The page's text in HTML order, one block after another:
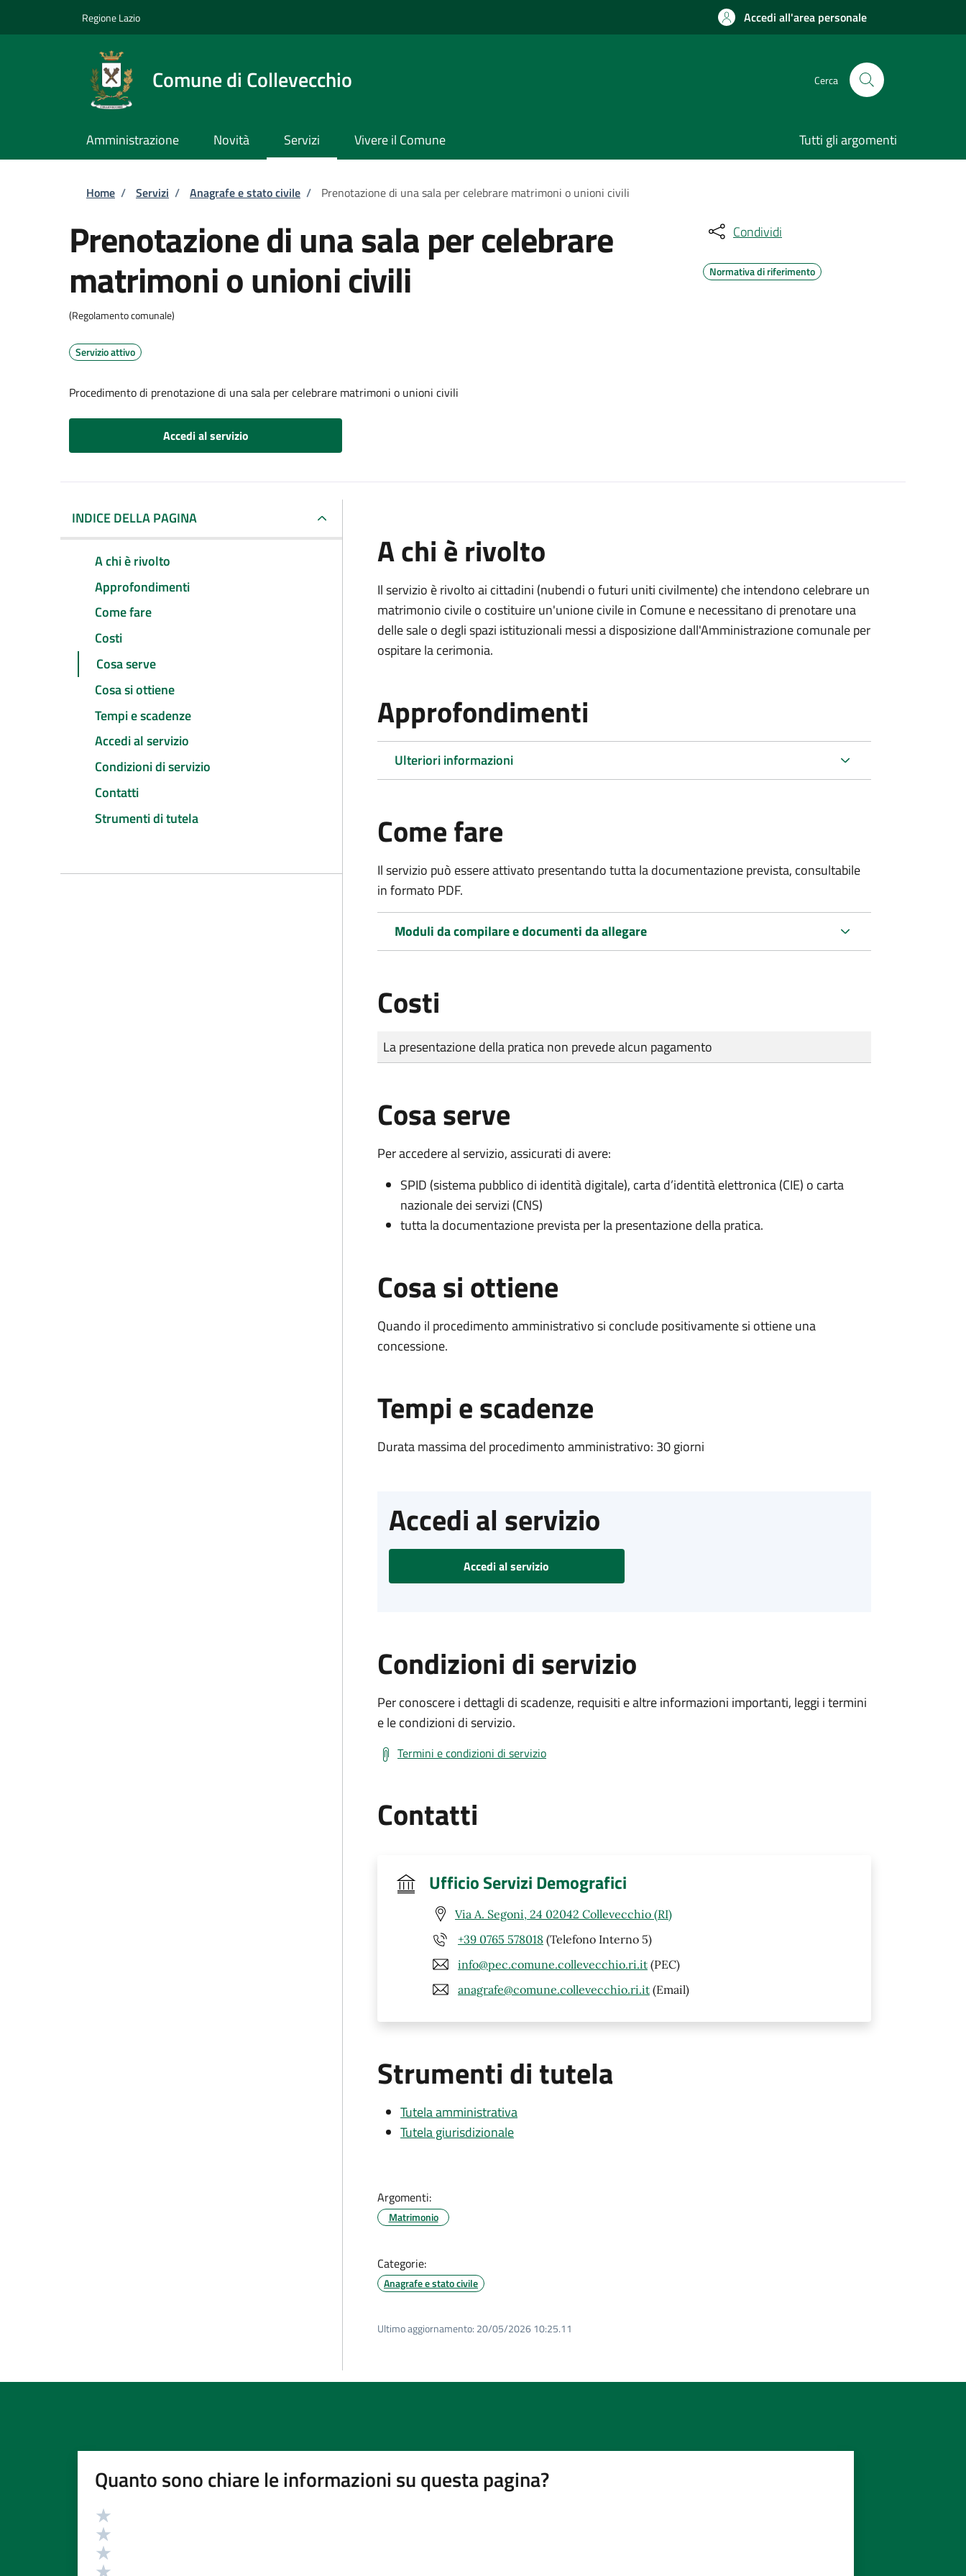
Regione Lazio Accedi all'area personale
Comune di Collevecchio Cerca
Amministrazione Novità Servizi Vivere il Comune Tutti gli argomenti
Briciole di pane
Home / Servizi / Anagrafe e stato civile / Prenotazione di una sala per celebrare matrimoni o unioni civili
Prenotazione di una sala per celebrare
matrimoni o unioni civili
(Regolamento comunale)
Servizio attivo
Procedimento di prenotazione di una sala per celebrare matrimoni o unioni civili
Accedi al servizio
Condividi
Normativa di riferimento
INDICE DELLA PAGINA
A chi è rivolto
Approfondimenti
Come fare
Costi
Cosa serve
Cosa si ottiene
Tempi e scadenze
Accedi al servizio
Condizioni di servizio
Contatti
Strumenti di tutela
A chi è rivolto
Il servizio è rivolto ai cittadini (nubendi o futuri uniti civilmente) che intendono celebrare un
matrimonio civile o costituire un'unione civile in Comune e necessitano di prenotare una
delle sale o degli spazi istituzionali messi a disposizione dall'Amministrazione comunale per
ospitare la cerimonia.
Approfondimenti
Ulteriori informazioni
Come fare
Il servizio può essere attivato presentando tutta la documentazione prevista, consultabile
in formato PDF.
Moduli da compilare e documenti da allegare
Costi
Tipo di pagamento
Importo
La presentazione della pratica non prevede alcun pagamento
Cosa serve
Per accedere al servizio, assicurati di avere:
SPID (sistema pubblico di identità digitale), carta d’identità elettronica (CIE) o carta
nazionale dei servizi (CNS)
tutta la documentazione prevista per la presentazione della pratica.
Cosa si ottiene
Quando il procedimento amministrativo si conclude positivamente si ottiene una
concessione.
Tempi e scadenze
Durata massima del procedimento amministrativo: 30 giorni
Accedi al servizio
Accedi al servizio
Condizioni di servizio
Per conoscere i dettagli di scadenze, requisiti e altre informazioni importanti, leggi i termini
e le condizioni di servizio.
Termini e condizioni di servizio
Contatti
Ufficio Servizi Demografici
Via A. Segoni, 24 02042 Collevecchio (RI)
+39 0765 578018 (Telefono Interno 5)
info@pec.comune.collevecchio.ri.it (PEC)
anagrafe@comune.collevecchio.ri.it (Email)
Strumenti di tutela
Tutela amministrativa
Tutela giurisdizionale
Argomenti:
Matrimonio
Categorie:
Anagrafe e stato civile
Ultimo aggiornamento: 20/05/2026 10:25.11
Quanto sono chiare le informazioni su questa pagina?
Valutazione